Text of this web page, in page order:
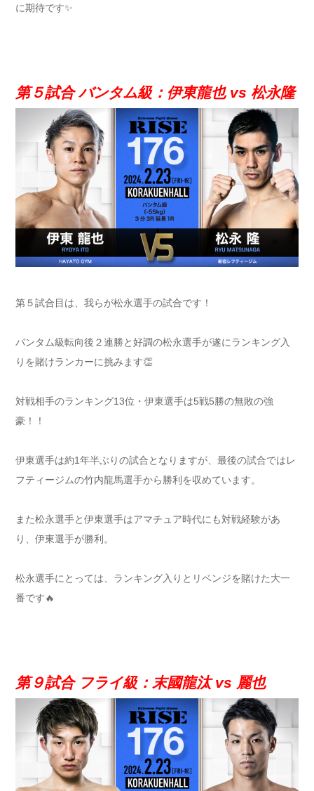
に期待です✨
第５試合 バンタム級：伊東龍也 vs 松永隆
第５試合目は、我らが松永選手の試合です！
バンタム級転向後２連勝と好調の松永選手が遂にランキング入
りを賭けランカーに挑みます👏
対戦相手のランキング13位・伊東選手は5戦5勝の無敗の強
豪！！
伊東選手は約1年半ぶりの試合となりますが、最後の試合ではレ
フティージムの竹内龍馬選手から勝利を収めています。
また松永選手と伊東選手はアマチュア時代にも対戦経験があ
り、伊東選手が勝利。
松永選手にとっては、ランキング入りとリベンジを賭けた大一
番です🔥
第９試合 フライ級：末國龍汰 vs 麗也